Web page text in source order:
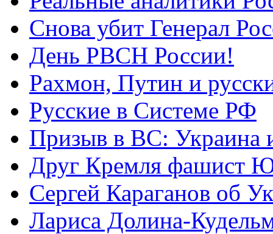
Снова убит Генерал
День РВСН России!
Рахмон, Путин и
Русские в Системе РФ
Призыв в ВС: Украина
Друг Кремля фашист
Сергей Караганов об
Лариса Долина-